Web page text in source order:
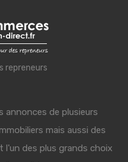
repreneurs
annonces de plusieurs
mais aussi des
l'un des plus grands choix